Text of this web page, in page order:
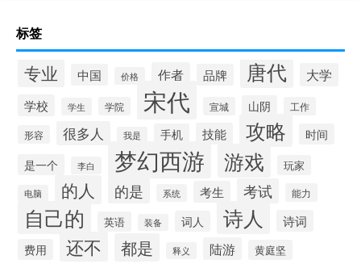
标签
专业 中国 价格 作者 品牌 唐代 大学
学校 学生 学院 宋代 宣城 山阴 工作
形容 很多人 我是 手机 技能 攻略
时间
是一个
李白 梦幻西游 游戏 玩家
电脑 的人 的是 系统 考生 考试 能力
自己的 英语 装备 词人 诗人 诗词
费用 还不 都是 释义 陆游 黄庭坚